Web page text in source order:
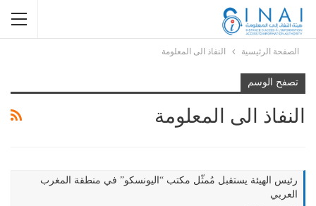
الصفحة الرئيسية النفاذ الى المعلومة
تصفح الوسم
النفاذ الى المعلومة
رئيس الهيئة يستقبل مُمثّل مكتب “اليونسكو” في منطقة المغرب
العربي